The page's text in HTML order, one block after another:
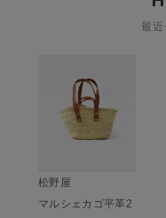
最
松野屋
マルシェカゴ平革2